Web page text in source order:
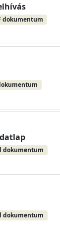
dokumentum
dokumentum
dokumentum